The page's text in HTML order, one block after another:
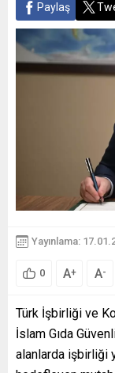
Paylaş
Yayınlama:
0 A+ A-
Türk İşbirliği ve
İslam Gıda
alanlarda işbirliği